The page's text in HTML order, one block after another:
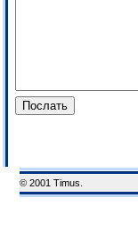
© 2001 Timus.